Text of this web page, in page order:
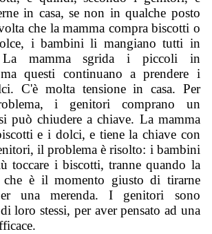
in casa, se non in qualche posto
che la mamma compra biscotti o
i bambini li mangiano tutti in
La mamma sgrida i piccoli in
questi continuano a prendere i
C'è molta tensione in casa. Per
i genitori comprano un
può chiudere a chiave. La mamma
e i dolci, e tiene la chiave con
il problema è risolto: i bambini
toccare i biscotti, tranne quando la
che è il momento giusto di tirarne
una merenda. I genitori sono
loro stessi, per aver pensato ad una